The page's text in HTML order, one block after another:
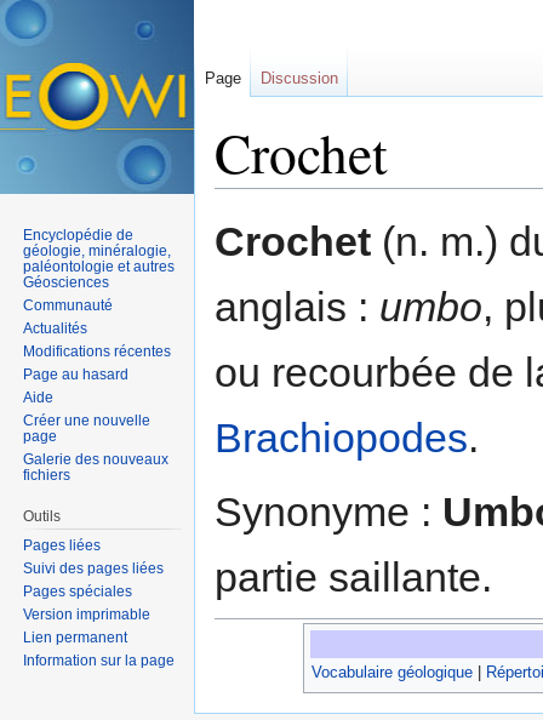
Crochet
Crochet (n. m.)
anglais : umbo,
ou recourbée de
Brachiopodes.
Synonyme :
partie saillante.
Vocabulaire géologique
Page Discussion
Encyclopédie de
géologie, minéralogie,
paléontologie et autres
Géosciences
Communauté
Actualités
Modifications récentes
Page au hasard
Aide
Créer une nouvelle
page
Galerie des nouveaux
fichiers
Outils
Pages liées
Suivi des pages liées
Pages spéciales
Version imprimable
Lien permanent
Information sur la page